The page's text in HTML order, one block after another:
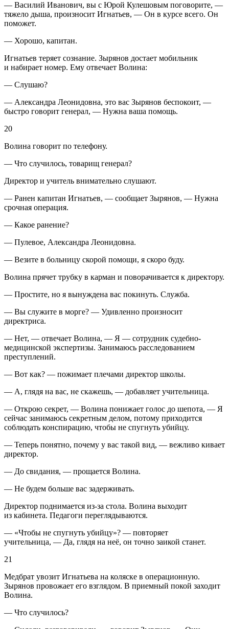
— Василий Иванович, вы с Юрой Кулешовым поговорите, —
тяжело дыша, произносит Игнатьев, — Он в курсе всего. Он
поможет.
— Хорошо, капитан.
Игнатьев теряет сознание. Зырянов достает мобильник
и набирает номер. Ему отвечает Волина:
— Слушаю?
— Александра Леонидовна, это вас Зырянов беспокоит, —
быстро говорит генерал, — Нужна ваша помощь.
20
Волина говорит по телефону.
— Что случилось, товарищ генерал?
Директор и учитель внимательно слушают.
— Ранен капитан Игнатьев, — сообщает Зырянов, — Нужна
срочная операция.
— Какое ранение?
— Пулевое, Александра Леонидовна.
— Везите в больницу скорой помощи, я скоро буду.
Волина прячет трубку в карман и поворачивается к директору.
— Простите, но я вынуждена вас покинуть. Служба.
— Вы служите в морге? — Удивленно произносит
директриса.
— Нет, — отвечает Волина, — Я — сотрудник судебно-
медицинской экспертизы. Занимаюсь расследованием
преступлений.
— Вот как? — пожимает плечами директор школы.
— А, глядя на вас, не скажешь, — добавляет учительница.
— Открою секрет, — Волина понижает голос до шепота, — Я
сейчас занимаюсь секретным делом, потому приходится
соблюдать конспирацию, чтобы не спугнуть убийцу.
— Теперь понятно, почему у вас такой вид, — вежливо кивает
директор.
— До свидания, — прощается Волина.
— Не будем больше вас задерживать.
Директор поднимается из-за стола. Волина выходит
из кабинета. Педагоги переглядываются.
— «Чтобы не спугнуть убийцу»? — повторяет
учительница, — Да, глядя на неё, он точно заикой станет.
21
Медбрат увозит Игнатьева на коляске в операционную.
Зырянов провожает его взглядом. В приемный покой заходит
Волина.
— Что случилось?